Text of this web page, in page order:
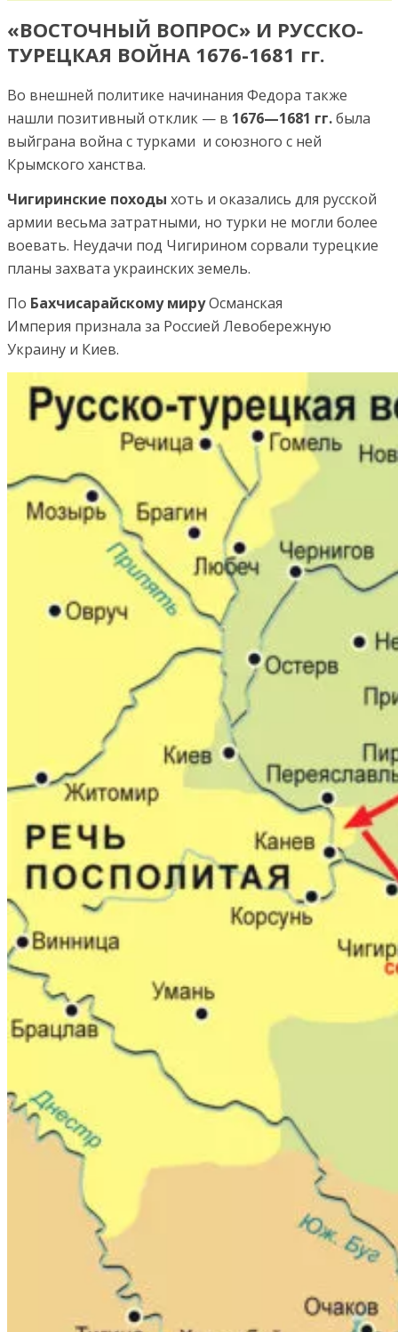
«ВОСТОЧНЫЙ ВОПРОС» И РУССКО-
ТУРЕЦКАЯ ВОЙНА 1676-1681 гг.
Во внешней политике начинания Федора также
нашли позитивный отклик — в 1676—1681 гг.была
выйграна война с турками и союзного с ней
Крымского ханства.
Чигиринские походы хоть и оказались для русской
армии весьма затратными, но турки не могли более
воевать. Неудачи под Чигирином сорвали турецкие
планы захвата украинских земель.
По Бахчисарайскому мируОсманская
Империя признала за Россией Левобережную
Украину и Киев.